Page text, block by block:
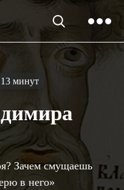
13 минут
Зачем смущаешь
в него»